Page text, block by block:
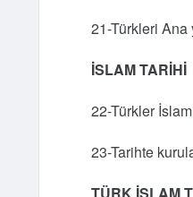
21-Türkleri
İSLAM TARİHİ
22-Türkler
23-Tarihte